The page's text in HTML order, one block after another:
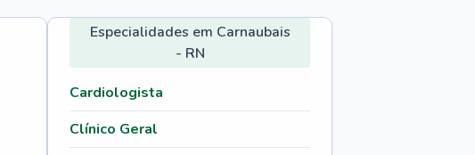
Especialidades em Carnaubais
- RN
Cardiologista
Clínico Geral